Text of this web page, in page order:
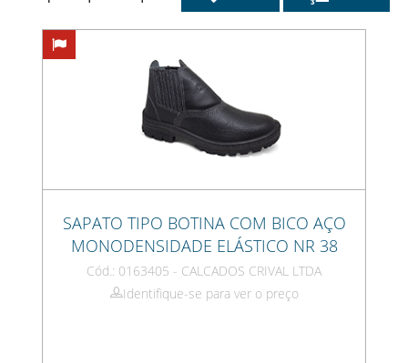
SAPATO TIPO BOTINA COM BICO AÇO
MONODENSIDADE ELÁSTICO NR 38
Cód.: 0163405 - CALCADOS CRIVAL LTDA
Identifique-se para ver o preço